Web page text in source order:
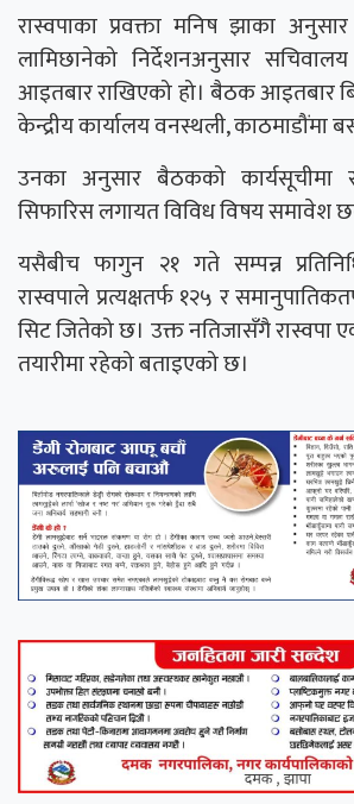
रास्वपाका प्रवक्ता मनिष झाका अनुसार
लामिछानेको निर्देशनअनुसार
आइतबार राखिएको हो। बैठक आइतबार
केन्द्रीय कार्यालय वनस्थली, काठमाडौंमा
उनका अनुसार बैठकको कार्यसूचीमा
सिफारिस लगायत विविध विषय समावेश
यसैबीच फागुन २१ गते सम्पन्न
रास्वपाले प्रत्यक्षतर्फ १२५ र
सिट जितेको छ। उक्त नतिजासँगै रास्वपा
तयारीमा रहेको बताइएको छ।